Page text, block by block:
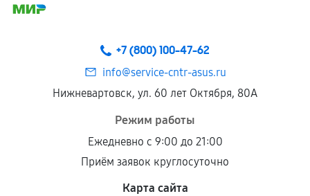
+7 (800) 100-47-62
info@service-cntr-asus.ru
Нижневартовск, ул. 60 лет Октября, 80А
Режим работы
Ежедневно с 9:00 до 21:00
Приём заявок круглосуточно
Карта сайта